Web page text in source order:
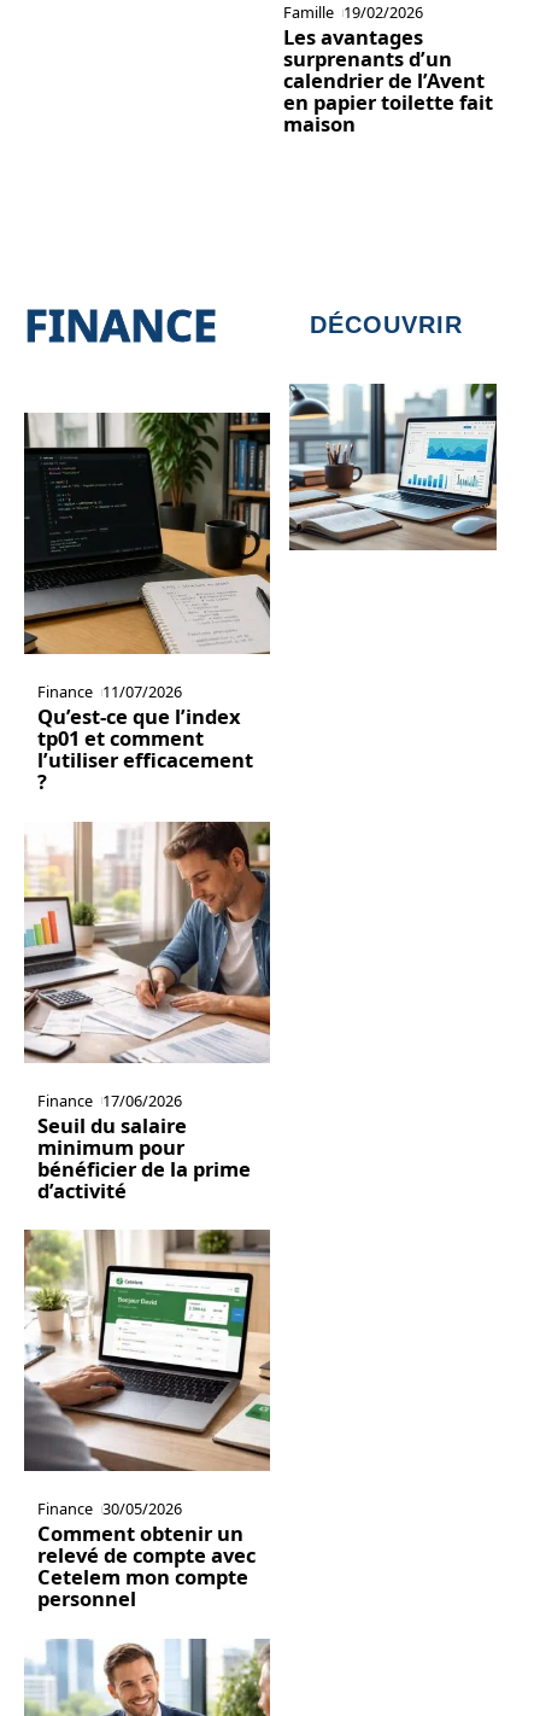
Famille 19/02/2026
Les avantages
surprenants d’un
calendrier de l’Avent
en papier toilette fait
maison
FINANCE DÉCOUVRIR
Finance 11/07/2026
Qu’est-ce que l’index
tp01 et comment
l’utiliser efficacement
?
Finance 17/06/2026
Seuil du salaire
minimum pour
bénéficier de la prime
d’activité
Finance 30/05/2026
Comment obtenir un
relevé de compte avec
Cetelem mon compte
personnel